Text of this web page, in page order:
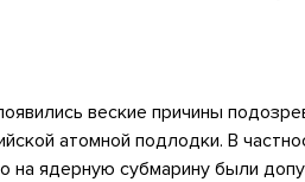
веские причины
атомной подлодки. В
на ядерную субмарину были